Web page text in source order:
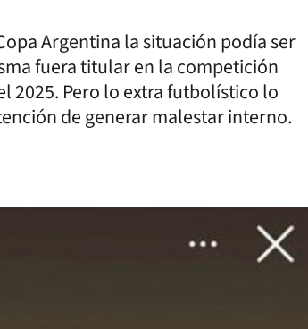
Argentina la situación podía ser
fuera titular en la competición
2025. Pero lo extra futbolístico lo
de generar malestar interno.